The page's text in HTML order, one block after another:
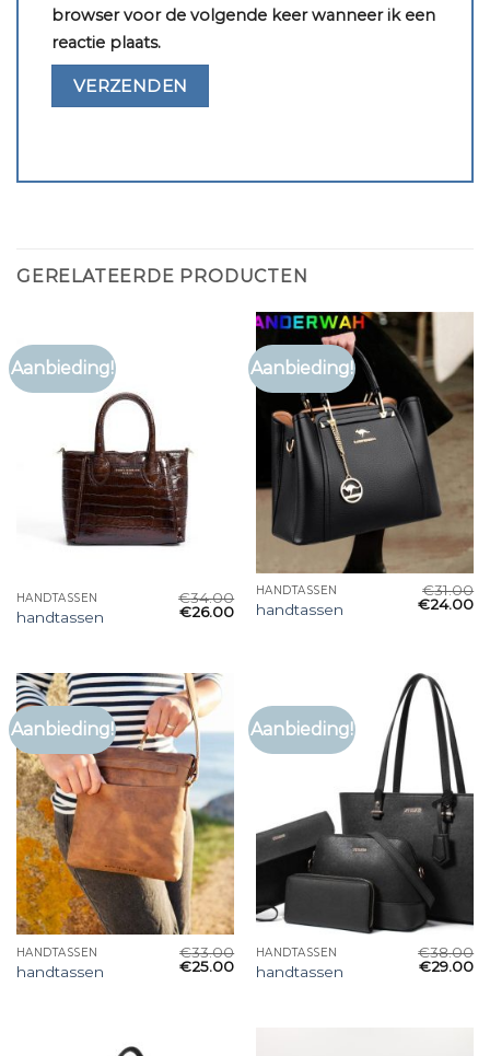
browser voor de volgende keer wanneer ik een
reactie plaats.
GERELATEERDE PRODUCTEN
Aanbieding!
HANDTASSEN
handtassen
€34.00
€26.00
Aanbieding!
HANDTASSEN
handtassen
€31.00
€24.00
Aanbieding!
HANDTASSEN
handtassen
€33.00
€25.00
Aanbieding!
HANDTASSEN
handtassen
€38.00
€29.00